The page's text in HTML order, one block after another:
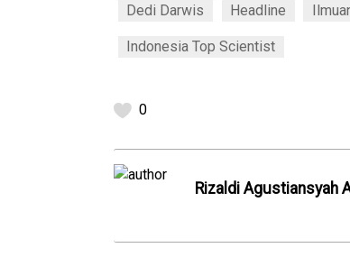
Dedi Darwis Headline
Indonesia Top Scientist
0
Rizaldi Agustiansyah